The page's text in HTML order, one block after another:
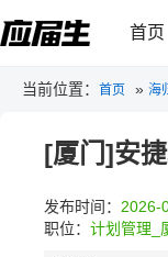
首页
当前位置： 首页 » 海
[厦门]安
发布时间： 2026-
职位： 计划管理_